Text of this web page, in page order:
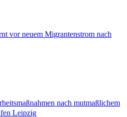
vor neuem Migrantenstrom nach
nach mutmaßlichem
Leipzig